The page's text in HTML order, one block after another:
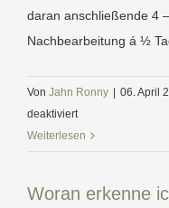
daran anschließende 4
Nachbearbeitung á ½
Von Jahn Ronny 06. April
deaktiviertfür
Wie
nimmt
Weiterlesen
Woran erkenne